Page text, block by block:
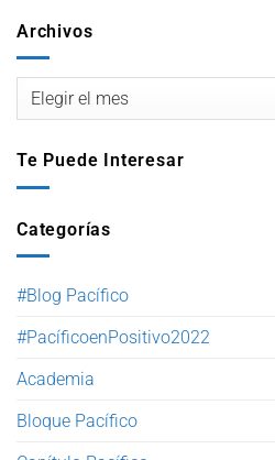
Archivos
Te Puede Interesar
Categorías
#Blog Pacífico
#PacíficoenPositivo2022
Academia
Bloque Pacífico